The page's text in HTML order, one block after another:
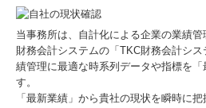
当事務所は、自計化による企業の業績管
財務会計システムの「TKC財務会計シ
績管理に最適な時系列データや指標を
す。
「最新業績」から貴社の現状を瞬時に把